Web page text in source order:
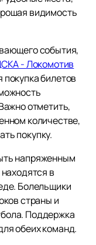
видимость
события,
- Локомотив
билетов
отметить,
количестве,
покупку.
напряженным
в
Болельщики
страны и
Поддержка
обеих команд.